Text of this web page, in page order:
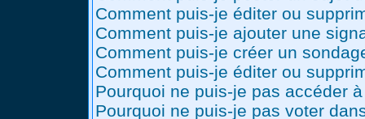
Comment puis-je éditer ou
Comment puis-je ajouter une
Comment puis-je créer un
Comment puis-je éditer ou
Pourquoi ne puis-je pas accéder
Pourquoi ne puis-je pas voter